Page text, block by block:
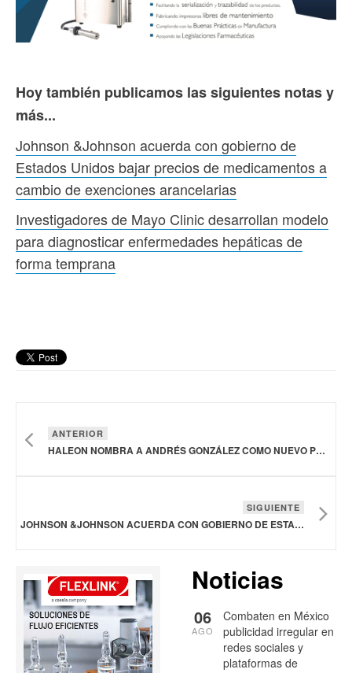
Hoy también publicamos las siguientes notas y
más...
Johnson &Johnson acuerda con gobierno de
Estados Unidos bajar precios de medicamentos a
cambio de exenciones arancelarias
Investigadores de Mayo Clinic desarrollan modelo
para diagnosticar enfermedades hepáticas de
forma temprana
ANTERIOR
HALEON NOMBRA A ANDRÉS GONZÁLEZ COMO NUEVO PRESIDENTE PARA LATINOAMÉRICA
SIGUIENTE
JOHNSON &JOHNSON ACUERDA CON GOBIERNO DE ESTADOS UNIDOS BAJAR PRECIOS DE MEDICAMENTOS A CAMBIO DE EXENCIONES ARANCELARIAS
Noticias
Combaten en México
publicidad irregular en
redes sociales y
plataformas de
06
AGO